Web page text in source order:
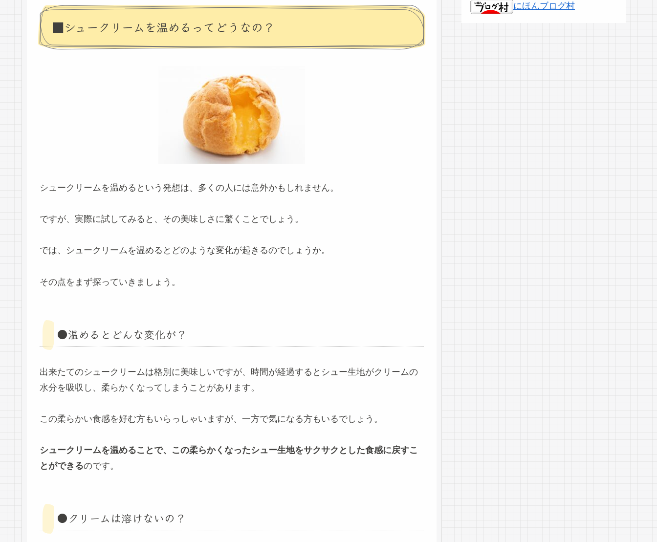
■シュークリームを温めるってどうなの？
シュークリームを温めるという発想は、多くの人には意外かもしれません。
ですが、実際に試してみると、その美味しさに驚くことでしょう。
では、シュークリームを温めるとどのような変化が起きるのでしょうか。
その点をまず探っていきましょう。
●温めるとどんな変化が？
出来たてのシュークリームは格別に美味しいですが、時間が経過するとシュー生地がクリームの
水分を吸収し、柔らかくなってしまうことがあります。
この柔らかい食感を好む方もいらっしゃいますが、一方で気になる方もいるでしょう。
シュークリームを温めることで、この柔らかくなったシュー生地をサクサクとした食感に戻すこ
とができるのです。
●クリームは溶けないの？
にほんブログ村